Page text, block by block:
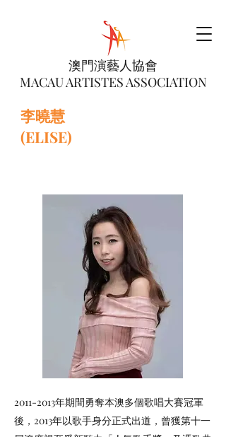
澳門演藝人協會
MACAU ARTISTES ASSOCIATION
李曉慧
(ELISE)
2011-2013年期間勇奪本澳多個歌唱大賽冠軍
後，2013年以歌手身分正式出道，曾獲第十一